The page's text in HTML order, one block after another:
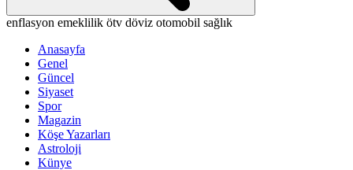
enflasyon emeklilik ötv döviz otomobil sağlık
Anasayfa
Genel
Güncel
Siyaset
Spor
Magazin
Köşe Yazarları
Astroloji
Künye